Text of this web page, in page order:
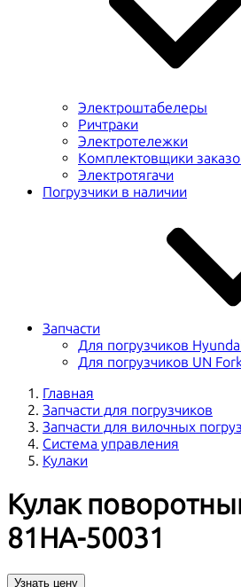
Электроштабелеры
Ричтраки
Электротележки
Комплектовщики
Электротягачи
Погрузчики в наличии
Запчасти
Для погрузчиков
Для погрузчиков UN
Главная
Запчасти для погрузчиков
Запчасти для вилочных
Система управления
Кулаки
Кулак
81HA-50031
Узнать цену